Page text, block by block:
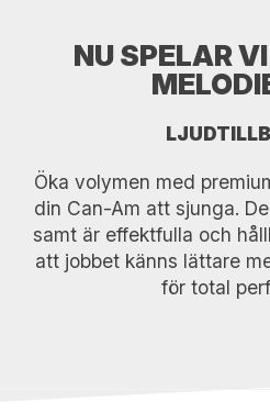
NU SPELAR
Öka volymen med
din Can-Am att sjunga.
samt är effektfulla och
att jobbet känns lättare
för total